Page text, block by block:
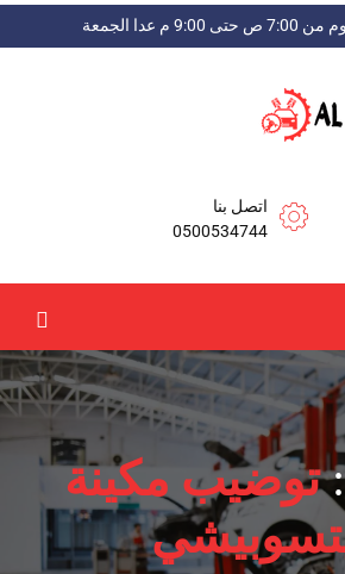
م عدا الجمعة
اتصل بنا
0500534744
توضيب مكينة